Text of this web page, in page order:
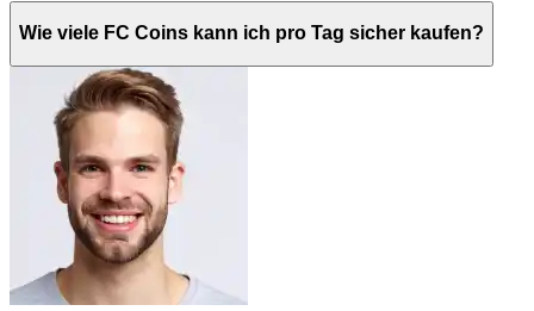
Wie viele FC Coins kann ich pro Tag sicher kaufen?